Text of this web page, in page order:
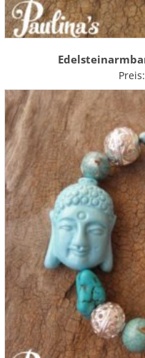
Preis: